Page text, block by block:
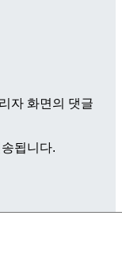
자 화면의 댓글
됩니다.